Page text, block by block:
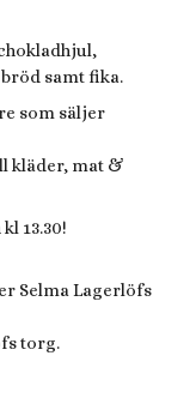
samt fika.
som säljer
kläder, mat &
13.30!
Selma Lagerlöfs
torg.